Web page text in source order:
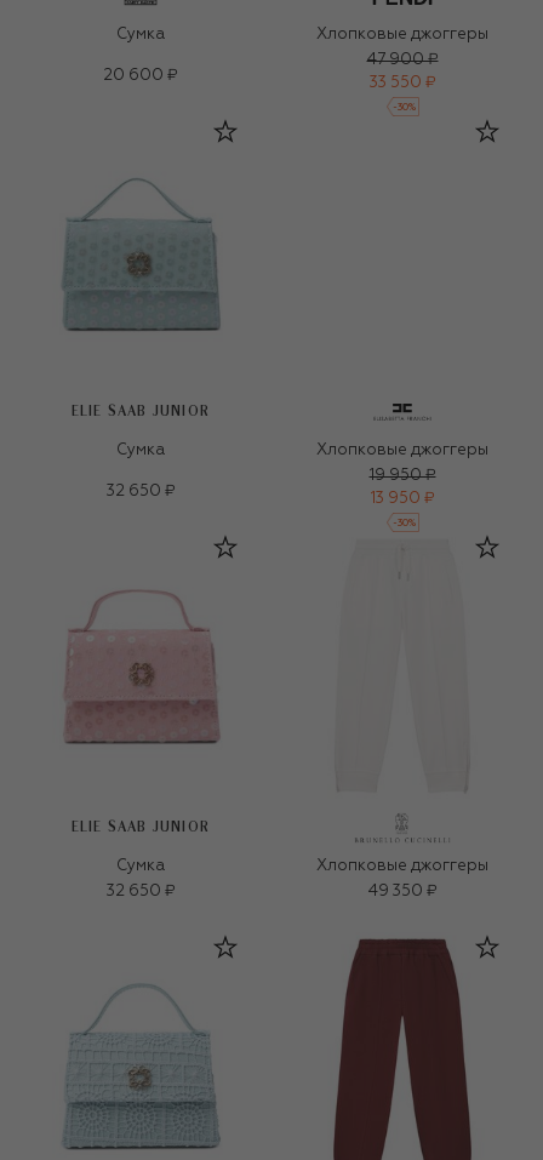
Сумка
20 600 ₽
Хлопковые джоггеры
47 900 ₽
33 550 ₽
-30%
ELIE SAAB JUNIOR
Сумка
32 650 ₽
Хлопковые джоггеры
19 950 ₽
13 950 ₽
-30%
ELIE SAAB JUNIOR
Сумка
32 650 ₽
Хлопковые джоггеры
49 350 ₽